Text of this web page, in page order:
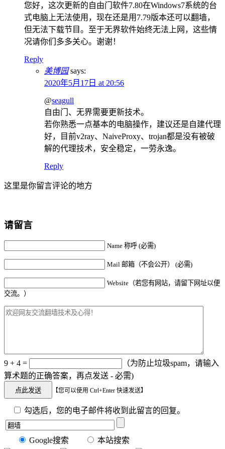
您好，这次更新的自由门软件7.80在Windows7系统的台
式电脑上无法使用，现在还是用7.79版本还可以翻墙，
但无法下载节目。至于无界软件始终无法上网，这些情
况请你们多多关心。谢谢！
Reply
美博园 says:
2020年5月17日 at 20:56
@seagull
自由门、无界需要更新技术。
若你熟悉一点基本的电脑操作，建议还是自建代理
好，目前v2ray、NaiveProxy、trojan都是没有被破
解的代理技术，安全稳定，一劳永逸。
Reply
这里是你留言评论的地方
请留言
Name 称呼 (必需)
Mail 邮箱（不会公开） (必需)
Website（若您有网站，请留下网址以便
交流。）
9 + 4 =
（为防止垃圾spam，请输入
算术题的正确答案，再点发送 - 必需)
【您可以使用 Ctrl+Enter 快速发送】
勾选后，您的电子邮件将收到此留言的回复。
Google搜索 本站搜索